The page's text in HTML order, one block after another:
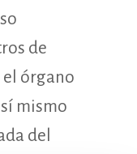
de
el órgano
mismo
del